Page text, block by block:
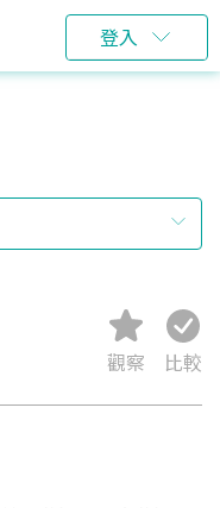
登入
觀察 比較